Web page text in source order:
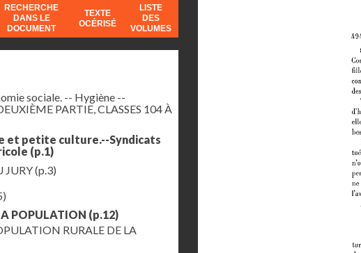
RECHERCHE
DANS LE
DOCUMENT
TEXTE
OCÉRISÉ
LISTE
DES
VOLUMES
sociale. -- Hygiène --
PARTIE, CLASSES 104 À
et petite culture.--Syndicats
(p.1)
JURY(p.3)
POPULATION (p.12)
RURALE DE LA